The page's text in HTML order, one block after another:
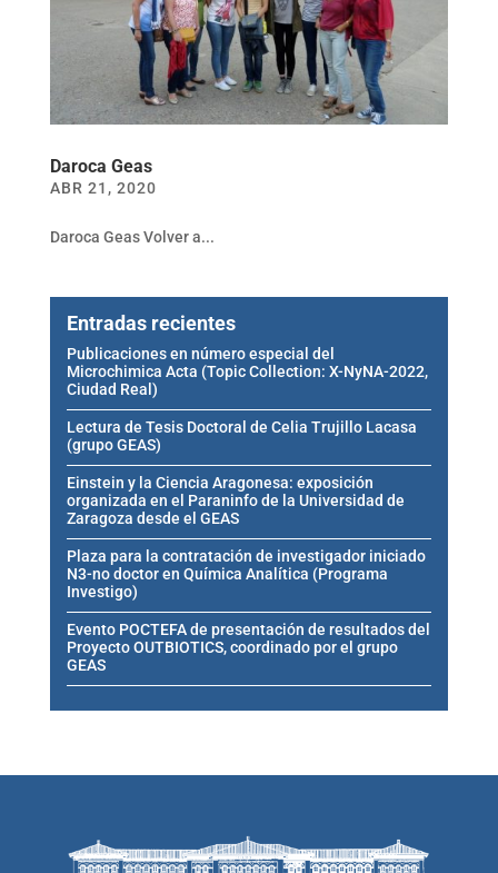
Daroca Geas
ABR 21, 2020
Daroca Geas Volver a...
Entradas recientes
Publicaciones en número especial del
Microchimica Acta (Topic Collection: X-NyNA-2022,
Ciudad Real)
Lectura de Tesis Doctoral de Celia Trujillo Lacasa
(grupo GEAS)
Einstein y la Ciencia Aragonesa: exposición
organizada en el Paraninfo de la Universidad de
Zaragoza desde el GEAS
Plaza para la contratación de investigador iniciado
N3-no doctor en Química Analítica (Programa
Investigo)
Evento POCTEFA de presentación de resultados del
Proyecto OUTBIOTICS, coordinado por el grupo
GEAS